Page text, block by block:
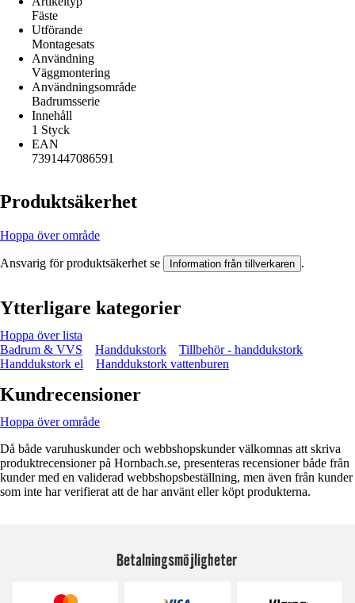
Fäste
Utförande
Montagesats
Användning
Väggmontering
Användningsområde
Badrumsserie
Innehåll
1 Styck
EAN
7391447086591
Produktsäkerhet
Hoppa över område
Ansvarig för produktsäkerhet se Information från tillverkaren .
Ytterligare kategorier
Hoppa över lista
Badrum & VVS
Handdukstork
Tillbehör - handdukstork
Handdukstork el
Handdukstork vattenburen
Kundrecensioner
Hoppa över område
Då både varuhuskunder och webbshopskunder välkomnas att skriva
produktrecensioner på Hornbach.se, presenteras recensioner både från
kunder med en validerad webbshopsbeställning, men även från kunder
som inte har verifierat att de har använt eller köpt produkterna.
Betalningsmöjligheter